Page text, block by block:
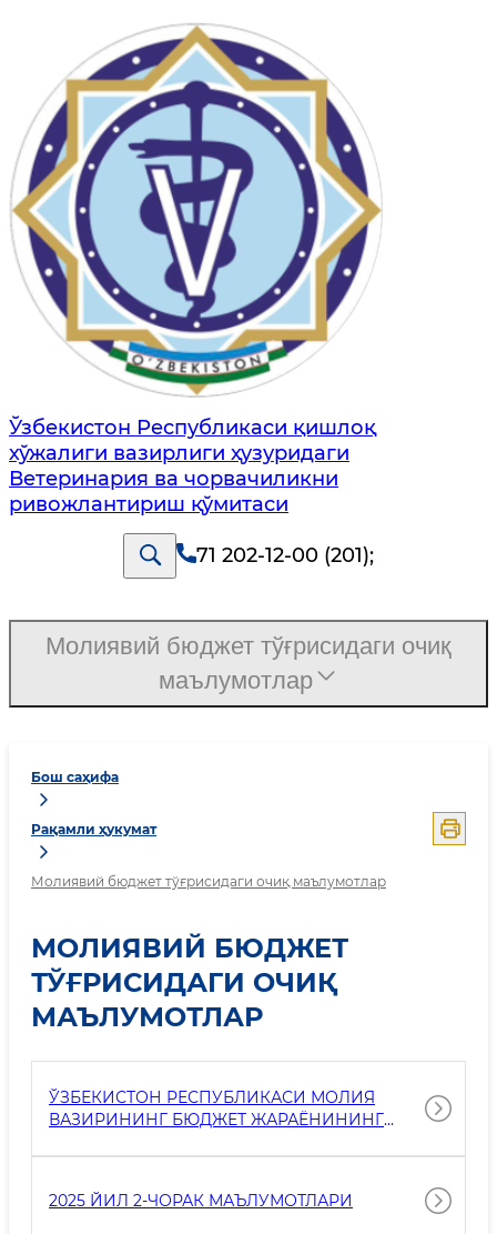
Ўзбекистон Республикаси қишлоқ
хўжалиги вазирлиги ҳузуридаги
Ветеринария ва чорвачиликни
ривожлантириш қўмитаси
71 202-12-00 (201);
Бош саҳифа
Рақамли ҳукумат
Молиявий бюджет тўғрисидаги очиқ маълумотлар
МОЛИЯВИЙ БЮДЖЕТ
ТЎҒРИСИДАГИ ОЧИҚ
МАЪЛУМОТЛАР
ЎЗБЕКИСТОН РЕСПУБЛИКАСИ МОЛИЯ
ВАЗИРИНИНГ БЮДЖЕТ ЖАРАЁНИНИНГ
РАСМИЙ ВЕБ-САЙТЛАРДА
ТАРТИБИ ТЎҒРИСИДАГИ 3299-СОНЛИ
2025 ЙИЛ 2-ЧОРАК МАЪЛУМОТЛАРИ
Молиявий бюджет тўғрисидаги очиқ
маълумотлар